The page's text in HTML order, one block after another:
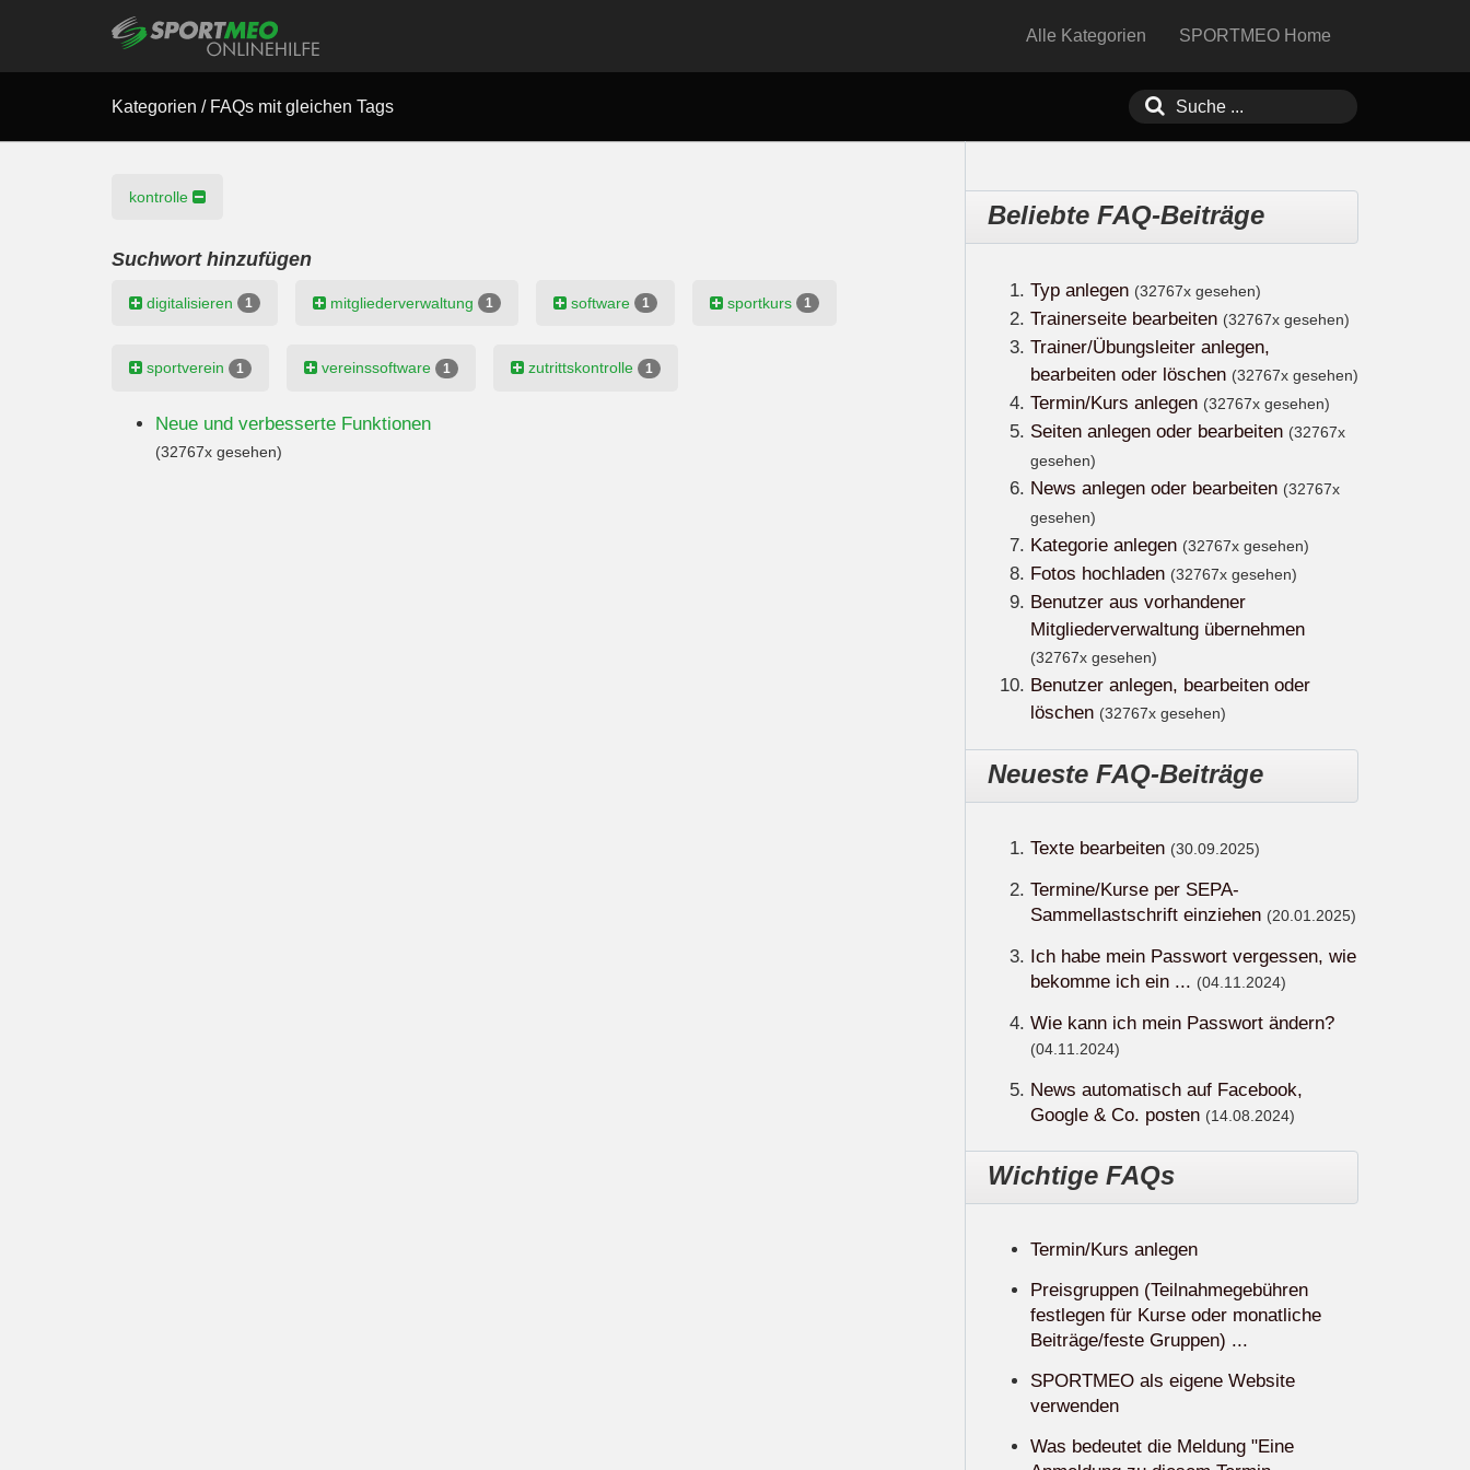
Alle Kategorien SPORTMEO Home
Kategorien / FAQs mit gleichen Tags
kontrolle
Suchwort hinzufügen
digitalisieren 1 mitgliederverwaltung 1 software 1 sportkurs 1
sportverein 1 vereinssoftware 1 zutrittskontrolle 1
Neue und verbesserte Funktionen
(32767x gesehen)
Beliebte FAQ-Beiträge
Typ anlegen (32767x gesehen)
Trainerseite bearbeiten (32767x gesehen)
Trainer/Übungsleiter anlegen,
bearbeiten oder löschen (32767x gesehen)
Termin/Kurs anlegen (32767x gesehen)
Seiten anlegen oder bearbeiten (32767x
gesehen)
News anlegen oder bearbeiten (32767x
gesehen)
Kategorie anlegen (32767x gesehen)
Fotos hochladen (32767x gesehen)
Benutzer aus vorhandener
Mitgliederverwaltung übernehmen
(32767x gesehen)
Benutzer anlegen, bearbeiten oder
löschen (32767x gesehen)
Neueste FAQ-Beiträge
Texte bearbeiten (30.09.2025)
Termine/Kurse per SEPA-
Sammellastschrift einziehen (20.01.2025)
Ich habe mein Passwort vergessen, wie
bekomme ich ein ... (04.11.2024)
Wie kann ich mein Passwort ändern?
(04.11.2024)
News automatisch auf Facebook,
Google & Co. posten (14.08.2024)
Wichtige FAQs
Termin/Kurs anlegen
Preisgruppen (Teilnahmegebühren
festlegen für Kurse oder monatliche
Beiträge/feste Gruppen) ...
SPORTMEO als eigene Website
verwenden
Was bedeutet die Meldung "Eine